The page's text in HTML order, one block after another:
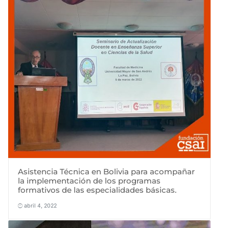
Asistencia Técnica en Bolivia para acompañar
la implementación de los programas
formativos de las especialidades básicas.
abril 4, 2022